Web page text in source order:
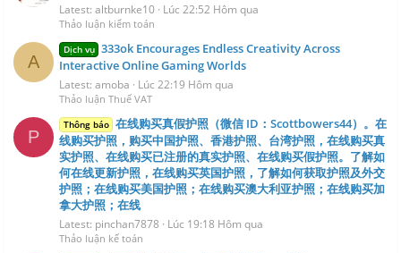
Latest: altburnke10 Lúc 22:52 Hôm qua
Thảo luận kiểm toán
A
Dịch vụ 333ok Encourages Endless Creativity Across
Interactive Online Gaming Worlds
Latest: amoba Lúc 22:19 Hôm qua
Thảo luận Thuế VAT
P
Thông báo 在线购买真假护照（微信 ID：Scottbowers44）。在
线购买护照，购买中国护照、香港护照、台湾护照，在线购买真
实护照、在线购买已注册的真实护照、在线购买假护照。了解如
何在线更新护照，在线购买英国护照，了解如何获取护照及外交
护照；在线购买美国护照；在线购买澳大利亚护照；在线购买加
拿大护照；在线
Latest: pinchan7878 Lúc 19:18 Hôm qua
Thảo luận kế toán